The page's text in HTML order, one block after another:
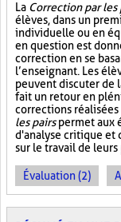
La Correction par les
élèves, dans un
individuelle ou en
en question est
correction en se
l’enseignant. Les
peuvent discuter de
fait un retour en
corrections réalisées
les pairspermet aux
d'analyse critique et
sur le travail de leurs
Évaluation (2)